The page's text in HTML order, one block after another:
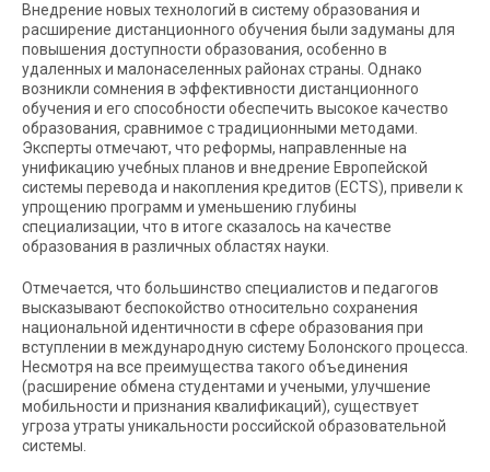
Внедрение новых технологий в систему образования и
расширение дистанционного обучения были задуманы для
повышения доступности образования, особенно в
удаленных и малонаселенных районах страны. Однако
возникли сомнения в эффективности дистанционного
обучения и его способности обеспечить высокое качество
образования, сравнимое с традиционными методами.
Эксперты отмечают, что реформы, направленные на
унификацию учебных планов и внедрение Европейской
системы перевода и накопления кредитов (ECTS), привели к
упрощению программ и уменьшению глубины
специализации, что в итоге сказалось на качестве
образования в различных областях науки.
Отмечается, что большинство специалистов и педагогов
высказывают беспокойство относительно сохранения
национальной идентичности в сфере образования при
вступлении в международную систему Болонского процесса.
Несмотря на все преимущества такого объединения
(расширение обмена студентами и учеными, улучшение
мобильности и признания квалификаций), существует
угроза утраты уникальности российской образовательной
системы.